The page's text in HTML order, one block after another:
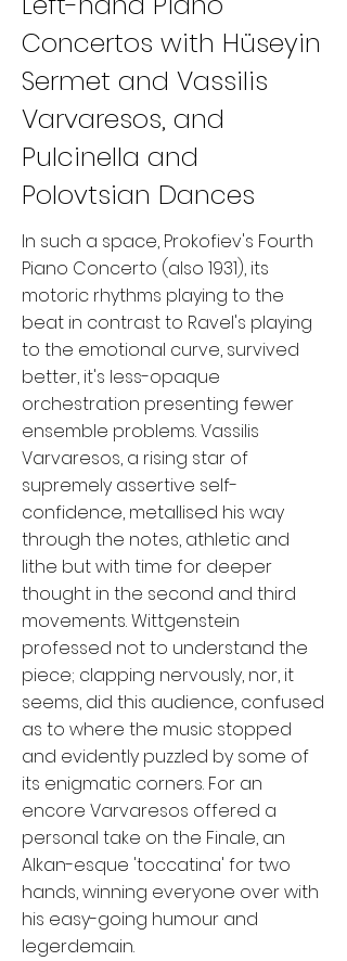
Concertos with Hüseyin
Sermet and Vassilis
Varvaresos, and
Pulcinella and
Polovtsian Dances
In such a space, Prokofiev's Fourth
Piano Concerto (also 1931), its
motoric rhythms playing to the
beat in contrast to Ravel's playing
to the emotional curve, survived
better, it's less-opaque
orchestration presenting fewer
ensemble problems. Vassilis
Varvaresos, a rising star of
supremely assertive self-
confidence, metallised his way
through the notes, athletic and
lithe but with time for deeper
thought in the second and third
movements. Wittgenstein
professed not to understand the
piece; clapping nervously, nor, it
seems, did this audience, confused
as to where the music stopped
and evidently puzzled by some of
its enigmatic corners. For an
encore Varvaresos offered a
personal take on the Finale, an
Alkan-esque 'toccatina' for two
hands, winning everyone over with
his easy-going humour and
legerdemain.